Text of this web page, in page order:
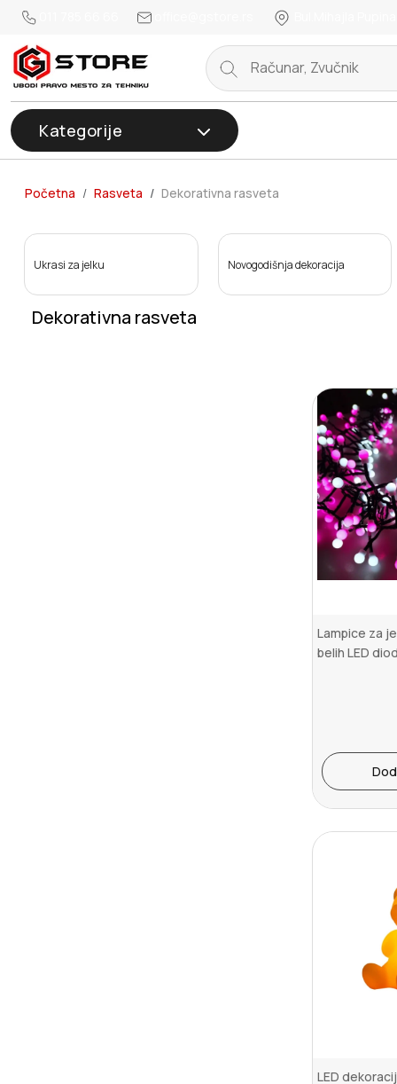
Kategorije
Početna Rasveta Dekorativna rasveta
Ukrasi za jelku Novogodišnja dekoracija
Dekorativna rasveta
Lampice za
belih LED
LED